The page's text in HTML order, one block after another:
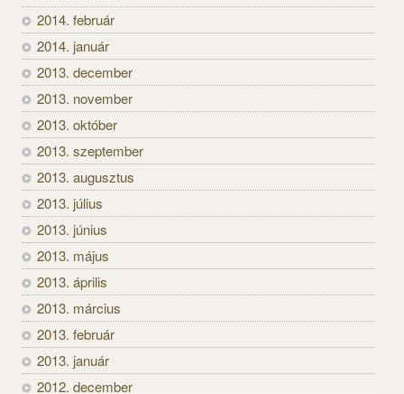
2014. február
2014. január
2013. december
2013. november
2013. október
2013. szeptember
2013. augusztus
2013. július
2013. június
2013. május
2013. április
2013. március
2013. február
2013. január
2012. december